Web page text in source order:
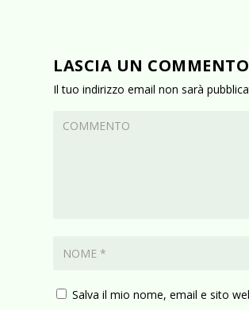
LASCIA UN COMMENTO
Il tuo indirizzo email non sarà
Salva il mio nome, email e sito